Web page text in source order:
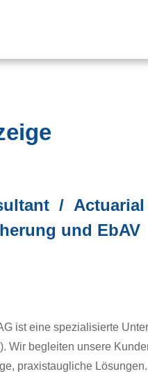
/ Actuarial
und EbAV
ist eine spezialisierte
Wir begleiten unsere
praxistaugliche